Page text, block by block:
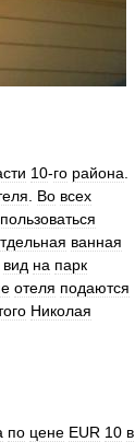
10-го района
Во всех
ванная
вид на парк
отеля подаются
Николая
по цене EUR 10 в